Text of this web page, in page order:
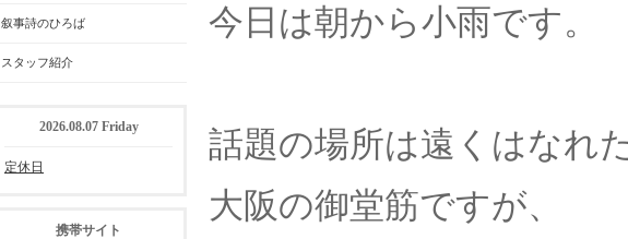
今日は朝から小雨です。
話題の場所は遠くはなれ
大阪の御堂筋ですが、
叙事詩のひろば
スタッフ紹介
2026.08.07 Friday
定休日
携帯サイト